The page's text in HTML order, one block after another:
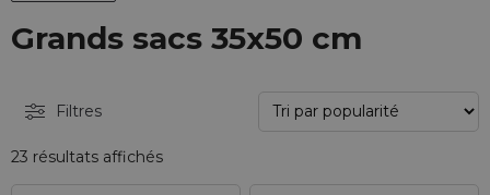
Grands sacs 35x50 cm
Filtres
23 résultats affichés